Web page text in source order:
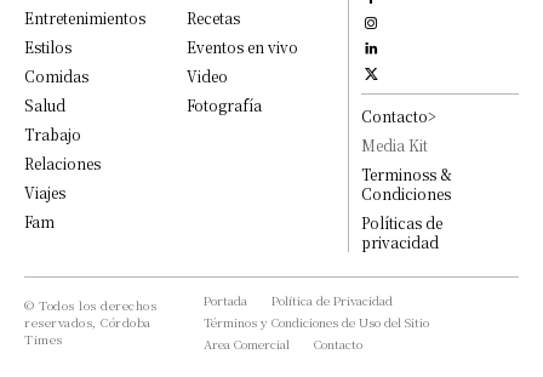
Entretenimientos
Estilos
Comidas
Salud
Trabajo
Relaciones
Viajes
Fam
Recetas
Eventos en vivo
Video
Fotografía
Contacto>
Media Kit
Terminoss &
Condiciones
Políticas de
privacidad
© Todos los derechos
reservados, Córdoba
Times
Portada
Política de Privacidad
Términos y Condiciones de Uso del Sitio
Area Comercial
Contacto